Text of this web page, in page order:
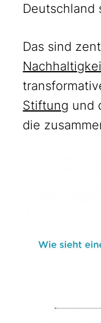
Deutschland
Das sind
Stiftung und
die